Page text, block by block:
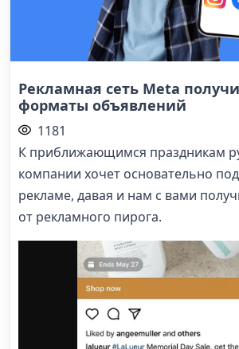
Рекламная сеть Meta
форматы объявлений
1181
К приближающимся праздникам
компании хочет основательно
рекламе, давая и нам с вами
от рекламного пирога.